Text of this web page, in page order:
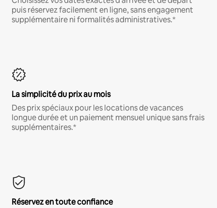
puis réservez facilement en ligne, sans engagement
supplémentaire ni formalités administratives.*
La simplicité du prix au mois
Des prix spéciaux pour les locations de vacances
longue durée et un paiement mensuel unique sans frais
supplémentaires.*
Réservez en toute confiance